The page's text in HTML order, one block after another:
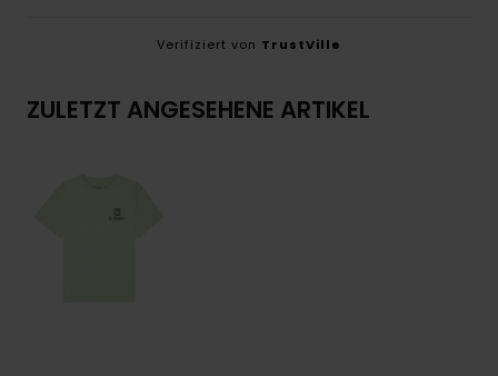
Verifiziert von TrustVille
ZULETZT ANGESEHENE ARTIKEL